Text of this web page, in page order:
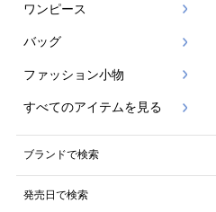
ワンピース
バッグ
ファッション小物
すべてのアイテムを見る
ブランドで検索
発売日で検索